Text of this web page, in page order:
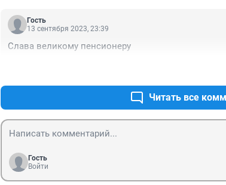
Гость
13 сентября 2023, 23:39
Слава великому пенсионеру
Читать все
Гость
Войти